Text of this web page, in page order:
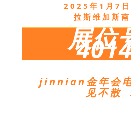
2025年1月7
拉斯维加斯
展位
jinnian金年会电
见不散